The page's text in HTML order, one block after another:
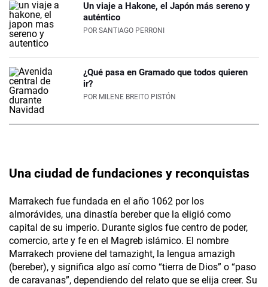
Un viaje a Hakone, el Japón más sereno y
auténtico
POR SANTIAGO PERRONI
¿Qué pasa en Gramado que todos quieren
ir?
POR MILENE BREITO PISTÓN
Una ciudad de fundaciones y reconquistas
Marrakech fue fundada en el año 1062 por los
almorávides, una dinastía bereber que la eligió como
capital de su imperio. Durante siglos fue centro de poder,
comercio, arte y fe en el Magreb islámico. El nombre
Marrakech proviene del tamazight, la lengua amazigh
(bereber­), y significa algo así como “tierra de Dios” o “paso
de caravanas”, dependiendo del relato que se elija creer. Su